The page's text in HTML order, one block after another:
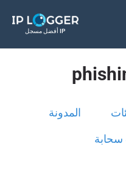
أفضل مسجل IP
المدونة
سحابة